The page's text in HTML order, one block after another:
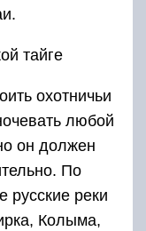
тайге
охотничьи
любой
он должен
По
русские реки
Колыма,